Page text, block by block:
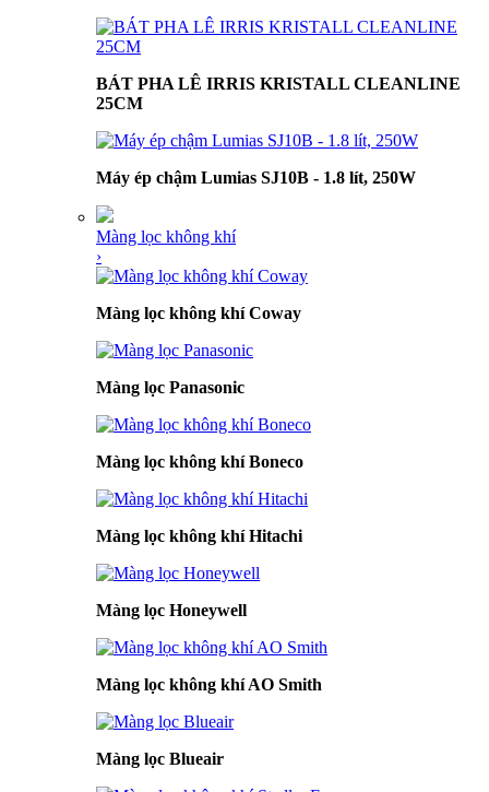
BÁT PHA LÊ IRRIS KRISTALL CLEANLINE
25CM
Máy ép chậm Lumias SJ10B - 1.8 lít, 250W
Màng lọc không khí
›
Màng lọc không khí Coway
Màng lọc Panasonic
Màng lọc không khí Boneco
Màng lọc không khí Hitachi
Màng lọc Honeywell
Màng lọc không khí AO Smith
Màng lọc Blueair